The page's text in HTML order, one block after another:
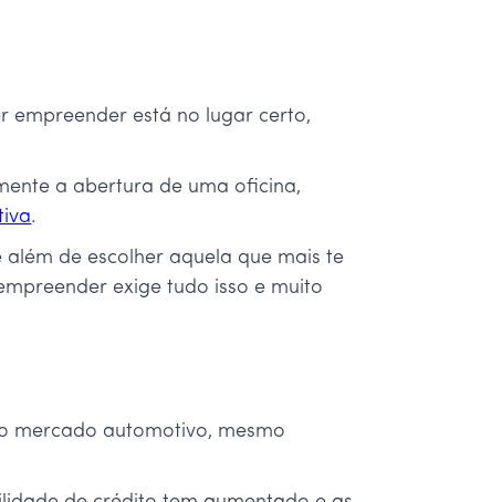
empreender está no lugar certo,
a abertura de uma oficina,
.
de escolher aquela que mais te
exige tudo isso e muito
mercado automotivo, mesmo